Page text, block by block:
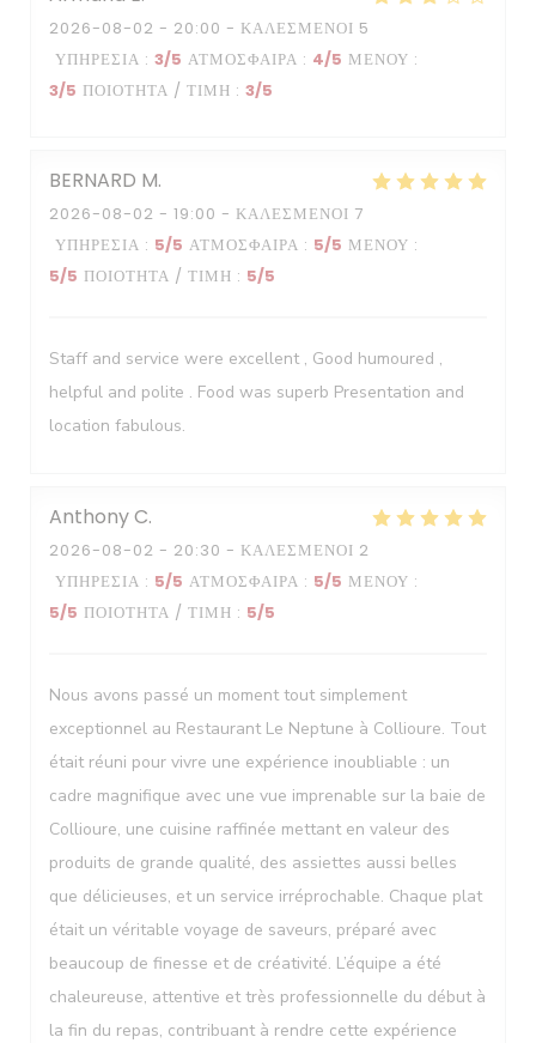
2026-08-02 - 20:00 - ΚΑΛΕΣΜΈΝΟΙ 5
ΥΠΗΡΕΣΊΑ : 3/5 ΑΤΜΌΣΦΑΙΡΑ : 4/5 ΜΕΝΟΎ :
3/5 ΠΟΙΌΤΗΤΑ / ΤΙΜΉ : 3/5
BERNARD M
2026-08-02 - 19:00 - ΚΑΛΕΣΜΈΝΟΙ 7
ΥΠΗΡΕΣΊΑ : 5/5 ΑΤΜΌΣΦΑΙΡΑ : 5/5 ΜΕΝΟΎ :
5/5 ΠΟΙΌΤΗΤΑ / ΤΙΜΉ : 5/5
Staff and service were excellent , Good humoured ,
helpful and polite . Food was superb Presentation and
location fabulous.
AnthonyC
2026-08-02 - 20:30 - ΚΑΛΕΣΜΈΝΟΙ 2
ΥΠΗΡΕΣΊΑ : 5/5 ΑΤΜΌΣΦΑΙΡΑ : 5/5 ΜΕΝΟΎ :
5/5 ΠΟΙΌΤΗΤΑ / ΤΙΜΉ : 5/5
Nous avons passé un moment tout simplement
exceptionnel au Restaurant Le Neptune à Collioure. Tout
était réuni pour vivre une expérience inoubliable : un
cadre magnifique avec une vue imprenable sur la baie de
Collioure, une cuisine raffinée mettant en valeur des
produits de grande qualité, des assiettes aussi belles
que délicieuses, et un service irréprochable. Chaque plat
était un véritable voyage de saveurs, préparé avec
beaucoup de finesse et de créativité. L’équipe a été
chaleureuse, attentive et très professionnelle du début à
la fin du repas, contribuant à rendre cette expérience